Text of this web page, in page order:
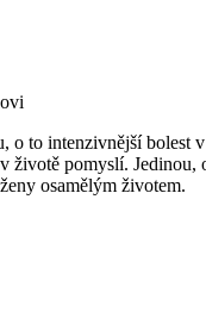
to intenzivnější bolest
pomyslí.
osamělým životem.